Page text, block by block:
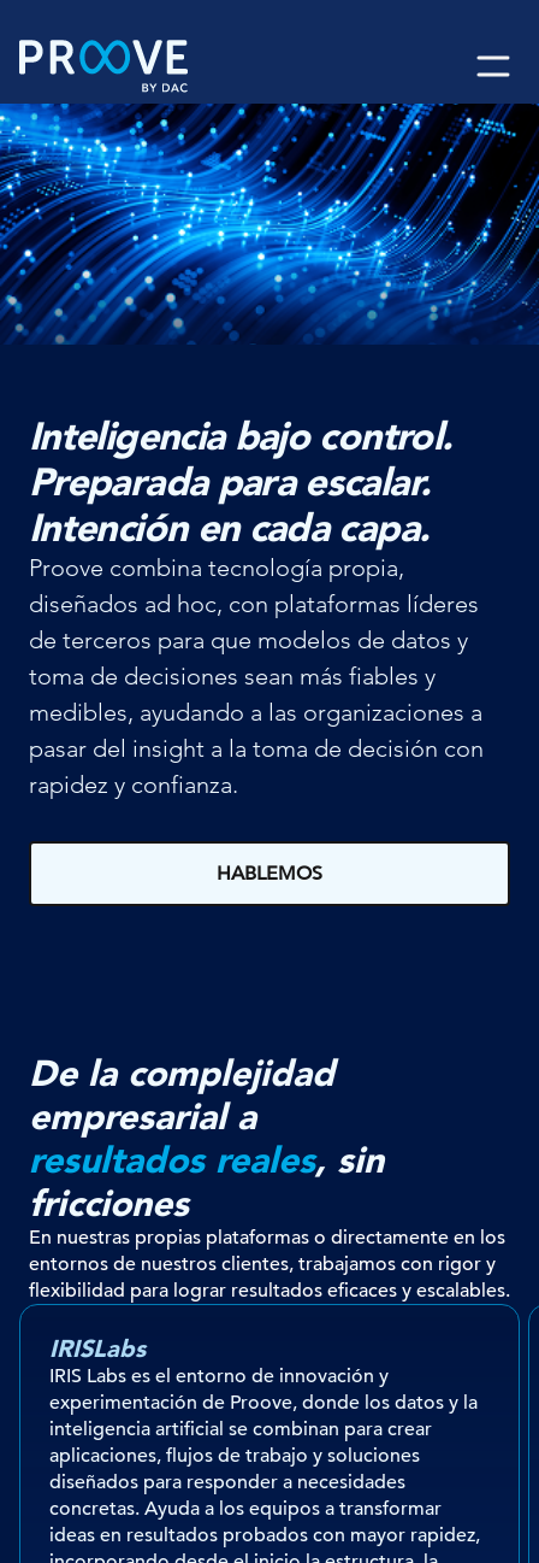
content
Inteligencia bajo control.
Preparada para escalar.
Intención en cada capa.
Proove combina tecnología propia,
diseñados ad hoc, con plataformas líderes
de terceros para que modelos de datos y
toma de decisiones sean más fiables y
medibles, ayudando a las organizaciones a
pasar del insight a la toma de decisión con
rapidez y confianza.
HABLEMOS
De la complejidad
empresarial a
resultados reales, sin
fricciones
En nuestras propias plataformas o directamente en los
entornos de nuestros clientes, trabajamos con rigor y
flexibilidad para lograr resultados eficaces y escalables.
IRISLabs
IRIS Labs es el entorno de innovación y
experimentación de Proove, donde los datos y la
inteligencia artificial se combinan para crear
aplicaciones, flujos de trabajo y soluciones
diseñados para responder a necesidades
concretas. Ayuda a los equipos a transformar
ideas en resultados probados con mayor rapidez,